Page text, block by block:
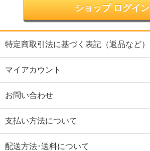
ショップ ログイン
特定商取引法に基づく表記（返品など）
マイアカウント
お問い合わせ
支払い方法について
配送方法･送料について